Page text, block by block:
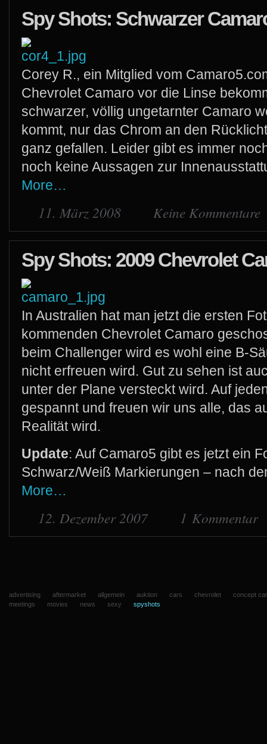
Spy Shots: Schwarzer
Corey R., ein Mitglied vom
Chevrolet Camaro vor die Linse
schwarzer, völlig ungetarnter Camaro
kommt, nur das Chrom an den
ganz gefallen. Leider gibt es immer
noch keine Aussagen zur
More…
11. März 2008 Keine Kommentare
Spy Shots: 2009 Chevrolet
In Australien hat man jetzt die ersten
kommenden Chevrolet Camaro
beim Challenger wird es wohl eine B-
nicht erfreuen wird. Gut zu sehen ist
unter der Plane versteckt wird. Auf
gespannt und freuen wir uns alle, das
Realität wird.
Update: Auf Camaro5 gibt es jetzt ein
Schwarz/Weiß Markierungen – nach
More…
12. Dezember 2007 1 Kommentar
advertising aftermarket allgemein auktion cars chevrolet
concept
meetings
movies news sexy spyshots